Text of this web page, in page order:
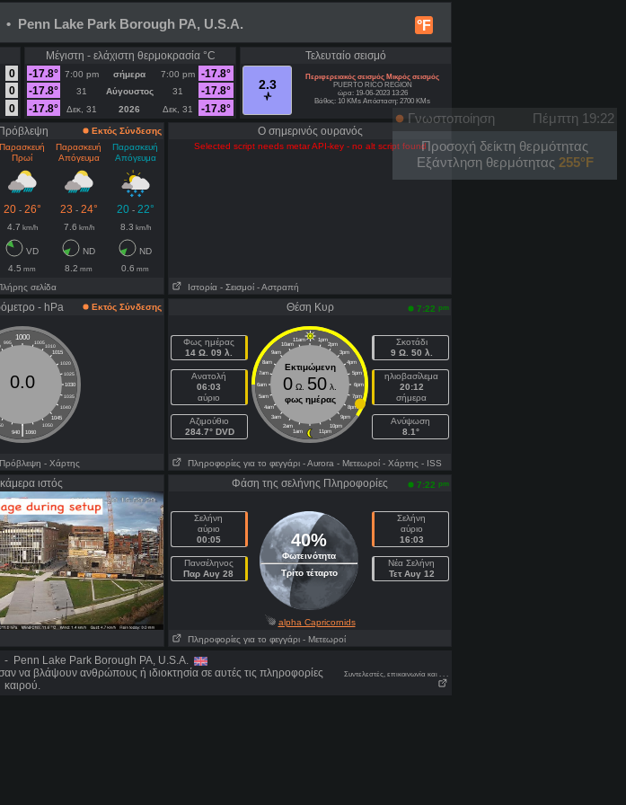
°F
• Penn Lake Park Borough PA, U.S.A.
0
0
0
Μέγιστη - ελάχιστη θερμοκρασία °C
-17.8°
7:00 pm σήμερα 7:00 pm
-17.8°
-17.8°
31 Αύγουστος 31
-17.8°
-17.8°
Δεκ, 31 2026 Δεκ, 31 -17.8°
Τελευταίο σεισμό
2.3
Περιφερειακός σεισμός Μικρός σεισμός
PUERTO RICO REGION
ώρα: 19-06-2023 13:26
Βάθος: 10 KMs Απόσταση: 2700 KMs
Πρόβλεψη
Εκτός Σύνδεσης
Παρασκευή
Πρωί
Παρασκευή
Απόγευμα
Παρασκευή
Απόγευμα
20- 26° 23 - 24° 20- 22°
4.7 km/h 7.6 km/h 8.3 km/h
VD ND
ND
4.5 mm 8.2 mm 0.6 mm
σελίδα
Ο σημερινός ουρανός
Selected script needs metar API-key - no alt script found
Ιστορία - Σεισμοί - Αστραπή
- hPa Εκτός Σύνδεσης
1000
995 1005
1010
1015
1020
1025
1030
1035
1040
1045
1050
|
940 1060
0.0
- Χάρτης
Θέση Κυρ 7:22 pm
Φως ημέρας
14 Ω. 09 λ.
Ανατολή
06:03
αύριο
Aζιμούθιο
284.7° DVD
11am 1pm
10am 2pm
9am 3pm
8am 4pm
7am 5pm
6am 6pm
5am 7pm
4am 8pm
3am 9pm
2am 10pm
1am 11pm
Εκτιμώμενη
0 Ω. 50 λ.
φως ημέρας
Σκοτάδι
9 Ω. 50 λ.
ηλιοβασίλεμα
20:12
σήμερα
Ανύψωση
8.1°
Πληροφορίες για το φεγγάρι - Αυrora - Μετεωροί - Χάρτης - ISS
ιστός Φάση της σελήνης Πληροφορίες 7:22 pm
Σελήνη
αύριο
00:05
Πανσέληνος
Παρ Αυγ 28
40%
Φωτεινότητα
Τρίτο τέταρτο
Σελήνη
αύριο
16:03
Νέα Σελήνη
Τετ Αυγ 12
alpha Capricornids
Πληροφορίες για το φεγγάρι - Μετεωροί
Penn Lake Park Borough PA, U.S.A.
να βλάψουν ανθρώπους ή ιδιοκτησία σε αυτές τις πληροφορίες
καιρού.
Συντελεστές, επικοινωνία και . . .
Γνωστοποίηση
Πέμπτη 19:22
Προσοχή δείκτη θερμότητας
Εξάντληση θερμότητας 255°F